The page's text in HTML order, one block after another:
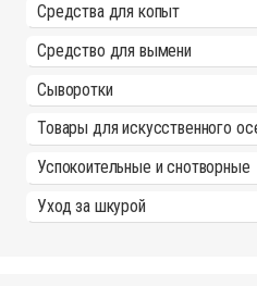
Средства для копыт
Средство для вымени
Сыворотки
Товары для искусственного
Успокоительные и снотворные
Уход за шкурой